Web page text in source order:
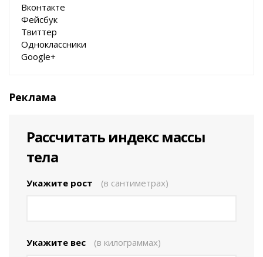
Вконтакте
Фейсбук
Твиттер
Одноклассники
Google+
Реклама
Рассчитать индекс массы
тела
Укажите рост (в сантиметрах)
Укажите вес (в килограммах)